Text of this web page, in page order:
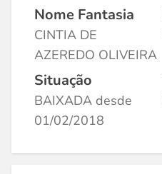
Nome Fantasia
CINTIA DE
AZEREDO OLIVEIRA
Situação
BAIXADA desde
01/02/2018